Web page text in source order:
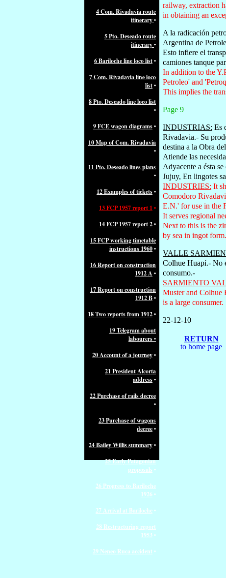
railway, extraction
in obtaining an
A la radicación
Argentina de
Esto infiere el
camiones tanque
In addition to the
Petroleo' and
This implies the
Page 9
INDUSTRIAS: Es
Rivadavia.- Su
destina a la Obra
Atiende las
Adyacente a ésta
Jujuy, En lingotes
INDUSTRIES: It
Comodoro
E.N.' for use in the
It serves regional
Next to this is the
by sea in ingot form.
VALLE
Colhue Huapí.- No
consumo.-
SARMIENTO
Muster and Colhue
is a large consumer.
22-12-10
RETURN
to home page
4 Com. Rivadavia route
itinerary•
5 Pto. Deseado route
itinerary•
6 Bariloche line loco list•
7 Com. Rivadavia line loco
list•
8 Pto. Deseado line loco list
•
9 FCE wagon diagrams•
10 Map of Com. Rivadavia
•
11 Pto. Deseado lines plans
•
12 Examples of tickets•
13 FCP 1957 report 1 •
14 FCP 1957 report 2•
15 FCP working timetable
instructions 1960•
16 Report on construction
1912 A •
17 Report on construction
1912 B•
18 Two reports from 1912•
19 Telegram about
labourers •
20 Account of a journey•
21 President Alcorta
address•
22 Purchase of rails decree
•
23 Purchase of wagons
decree•
24 Bailey Willis summary•
25 Early Patagonian
proposals •
26 Progress to Bariloche
1926•
27 Arrival at Bariloche•
28 Restructuring report
1953•
29 Neneo Ruca accident •